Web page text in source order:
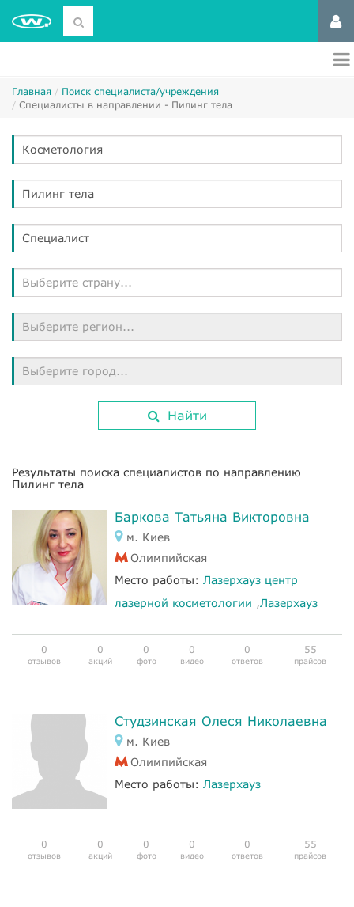
Главная
Поиск специалиста/учреждения
Специалисты в направлении - Пилинг тела
Косметология
Пилинг тела
Специалист
Выберите страну...
Выберите регион...
Выберите город...
Найти
Результаты поиска специалистов по направлению
Пилинг тела
Баркова Татьяна Викторовна
м. Киев
Олимпийская
Место работы: Лазерхауз центр
лазерной косметологии ,Лазерхауз
0
отзывов
0
акций
0
фото
0
видео
0
ответов
55
прайсов
Студзинская Олеся Николаевна
м. Киев
Олимпийская
Место работы: Лазерхауз
0
отзывов
0
акций
0
фото
0
видео
0
ответов
55
прайсов